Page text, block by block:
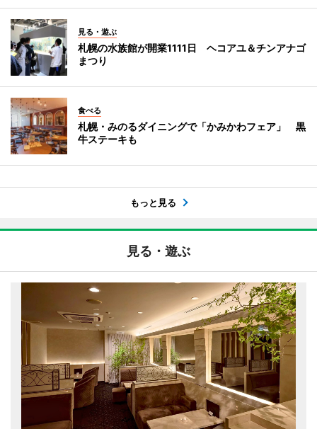
見る・遊ぶ
札幌の水族館が開業1111日 ヘコアユ＆チンアナゴ
まつり
食べる
札幌・みのるダイニングで「かみかわフェア」 黒
牛ステーキも
もっと見る
見る・遊ぶ